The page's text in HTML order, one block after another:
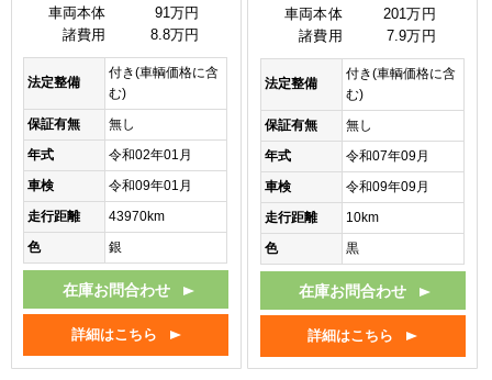
車両本体
91万円
諸費用
8.8万円
法定整備
付き(車輌価格に含
む)
保証有無
無し
年式
令和02年01月
車検
令和09年01月
走行距離
43970km
色
銀
在庫お問合わせ
詳細はこちら
車両本体
201万円
諸費用
7.9万円
法定整備
付き(車輌価格に含
む)
保証有無
無し
年式
令和07年09月
車検
令和09年09月
走行距離
10km
色
黒
在庫お問合わせ
詳細はこちら